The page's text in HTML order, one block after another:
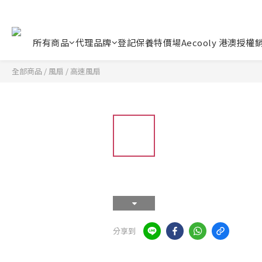
所有商品 代理品牌 登記保養特價場Aecooly 港澳授權
全部商品 / 風扇 / 高速風扇
分享到